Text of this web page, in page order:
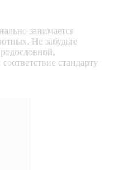
занимается
Не забудьте
стандарту